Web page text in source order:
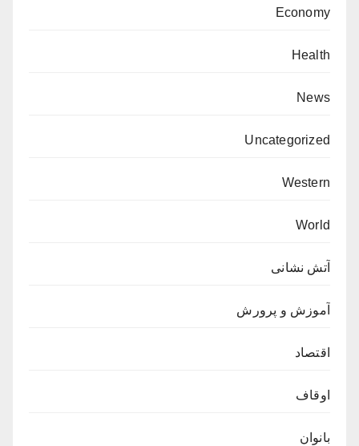
Economy
Health
News
Uncategorized
Western
World
آتش نشانی
آموزش و پرورش
اقتصاد
اوقاف
بانوان